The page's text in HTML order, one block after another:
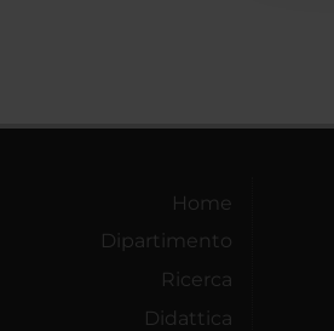
Home
Dipartimento
Ricerca
Didattica